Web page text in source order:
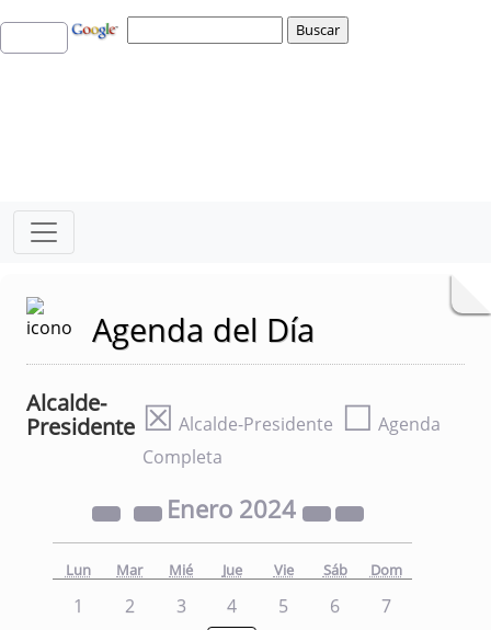
Agenda del Día
Alcalde-
Presidente ☒ Alcalde-Presidente ☐ Agenda
Completa
Enero 2024
Lun Mar Mié Jue Vie Sáb Dom
1 2 3 4 5 6
7